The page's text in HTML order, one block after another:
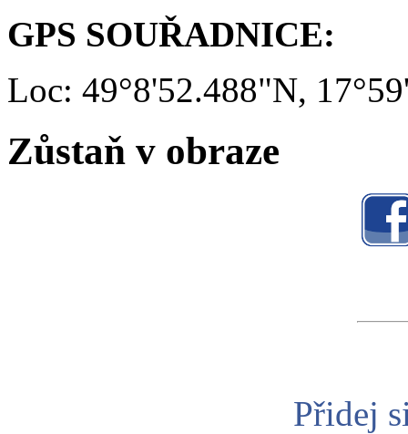
GPS SOUŘADNICE:
Loc: 49°8'52.488"N,
Zůstaň v obraze
Přidej